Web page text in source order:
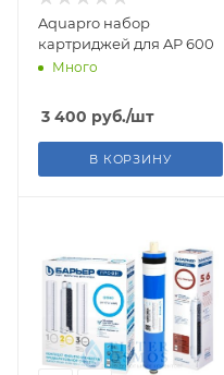
Aquapro набор
картриджей для AP 600
Много
3 400 руб./шт
В КОРЗИНУ